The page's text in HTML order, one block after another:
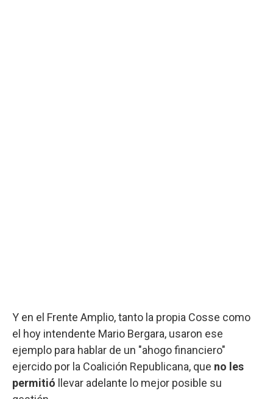
Y en el Frente Amplio, tanto la propia Cosse como
el hoy intendente Mario Bergara, usaron ese
ejemplo para hablar de un "ahogo financiero"
ejercido por la Coalición Republicana, que no les
permitió llevar adelante lo mejor posible su